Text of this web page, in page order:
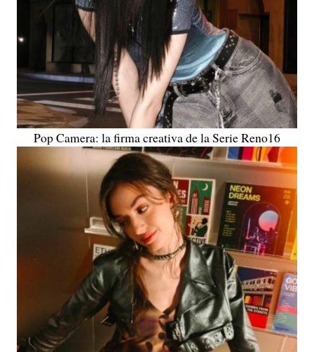
Pop Camera: la firma creativa de la Serie Reno16